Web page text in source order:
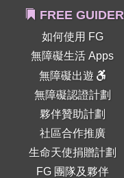
FREE GUIDER
如何使用 FG
無障礙生活 Apps
無障礙出遊
無障礙認證計劃
夥伴贊助計劃
社區合作推廣
生命天使捐贈計劃
FG 團隊及夥伴